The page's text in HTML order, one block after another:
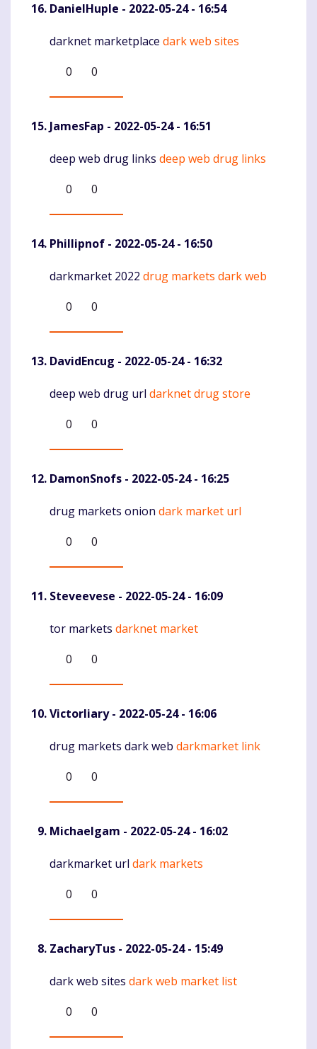
DanielHuple - 2022-05-24 - 16:54
Komentaras
darknet marketplace dark web sites
0
0
JamesFap - 2022-05-24 - 16:51
Komentaras
deep web drug links deep web drug links
0
0
Phillipnof - 2022-05-24 - 16:50
Komentaras
darkmarket 2022 drug markets dark web
0
0
DavidEncug - 2022-05-24 - 16:32
Komentaras
deep web drug url darknet drug store
0
0
DamonSnofs - 2022-05-24 - 16:25
Komentaras
drug markets onion dark market url
0
0
Steveevese - 2022-05-24 - 16:09
Komentaras
tor markets darknet market
0
0
Victorliary- 2022-05-24 - 16:06
Komentaras
drug markets dark web darkmarket link
0
0
Michaelgam - 2022-05-24 - 16:02
Komentaras
darkmarket url dark markets
0
0
ZacharyTus - 2022-05-24 - 15:49
Komentaras
dark web sites dark web market list
0
0